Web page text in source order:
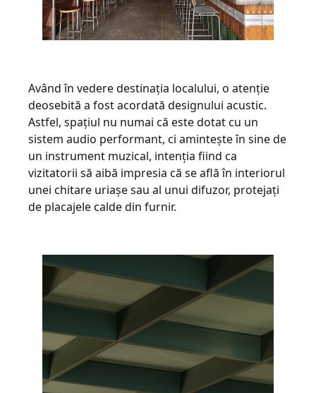
Având în vedere destinația localului, o atenție
deosebită a fost acordată designului acustic.
Astfel, spațiul nu numai că este dotat cu un
sistem audio performant, ci amintește în sine de
un instrument muzical, intenția fiind ca
vizitatorii să aibă impresia că se află în interiorul
unei chitare uriașe sau al unui difuzor, protejați
de placajele calde din furnir.